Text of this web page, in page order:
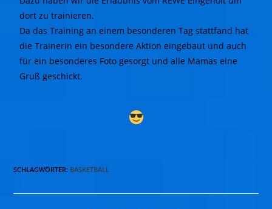
dort zu trainieren.
Da das Training an einem besonderen Tag stattfand hat
die Trainerin ein besondere Aktion eingebaut und auch
für ein besonderes Foto gesorgt und alle Mamas eine
Gruß geschickt.
SCHLAGWÖRTER: BASKETBALL